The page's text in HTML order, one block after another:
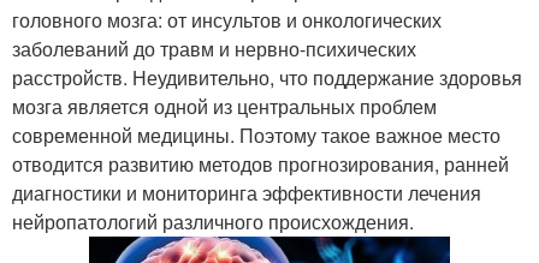
головного мозга: от инсультов и онкологических
заболеваний до травм и нервно-психических
расстройств. Неудивительно, что поддержание здоровья
мозга является одной из центральных проблем
современной медицины. Поэтому такое важное место
отводится развитию методов прогнозирования, ранней
диагностики и мониторинга эффективности лечения
нейропатологий различного происхождения.